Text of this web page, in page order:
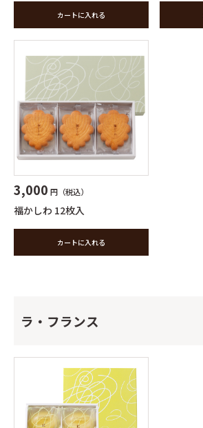
カートに入れる
3,000 円（税込）
福かしわ 12枚入
カートに入れる
ラ・フランス